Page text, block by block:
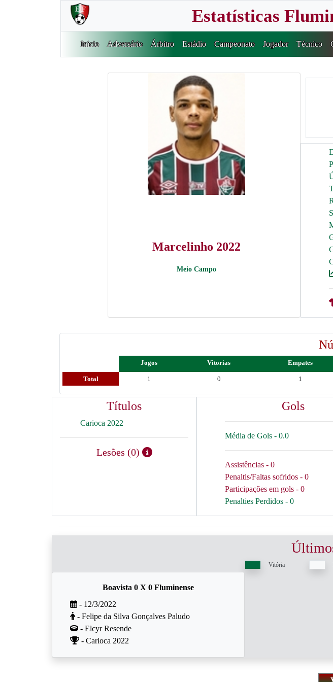
Estatísticas
Inicio Adversário Árbitro Estádio Campeonato Jogador Técnico
Marcelinho 2022
Meio Campo
Jogos Vitorias Empates
Total 1 0 1
Títulos
Carioca 2022
Lesões (0)
Gols
Média de Gols - 0.0
Assistências - 0
Penaltis/Faltas sofridos - 0
Participações em gols - 0
Penalties Perdidos - 0
Vitória
Boavista 0 X 0 Fluminense
- 12/3/2022
- Felipe da Silva Gonçalves Paludo
- Elcyr Resende
- Carioca 2022